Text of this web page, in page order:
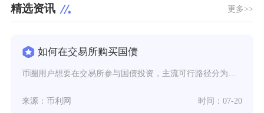
精选资讯 更多>>
如何在交易所购买国债
币圈用户想要在交易所参与国债投资，主流可行路径分为两类，一类是传统证券交易所开立证券账户直
来源：币利网 时间：07-20